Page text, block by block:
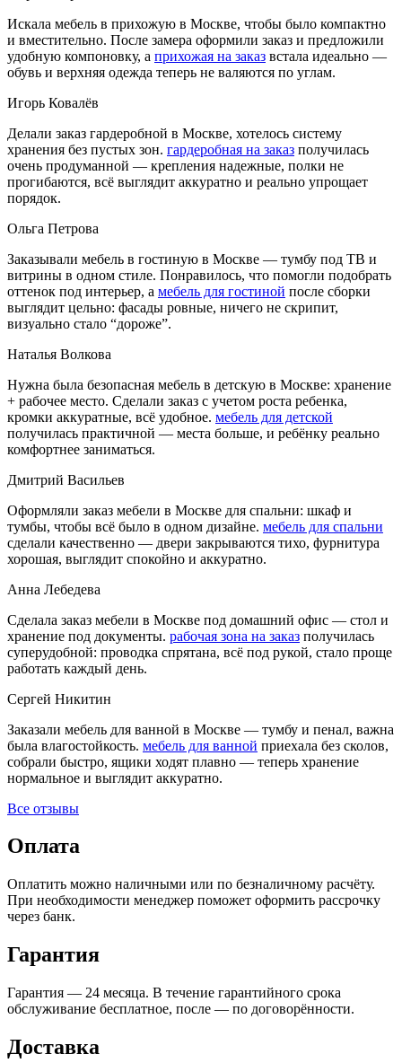
Искала мебель в прихожую в Москве, чтобы было компактно
и вместительно. После замера оформили заказ и предложили
удобную компоновку, а прихожая на заказ встала идеально —
обувь и верхняя одежда теперь не валяются по углам.
Игорь Ковалёв
Делали заказ гардеробной в Москве, хотелось систему
хранения без пустых зон. гардеробная на заказ получилась
очень продуманной — крепления надежные, полки не
прогибаются, всё выглядит аккуратно и реально упрощает
порядок.
Ольга Петрова
Заказывали мебель в гостиную в Москве — тумбу под ТВ и
витрины в одном стиле. Понравилось, что помогли подобрать
оттенок под интерьер, а мебель для гостиной после сборки
выглядит цельно: фасады ровные, ничего не скрипит,
визуально стало “дороже”.
Наталья Волкова
Нужна была безопасная мебель в детскую в Москве: хранение
+ рабочее место. Сделали заказ с учетом роста ребенка,
кромки аккуратные, всё удобное. мебель для детской
получилась практичной — места больше, и ребёнку реально
комфортнее заниматься.
Дмитрий Васильев
Оформляли заказ мебели в Москве для спальни: шкаф и
тумбы, чтобы всё было в одном дизайне. мебель для спальни
сделали качественно — двери закрываются тихо, фурнитура
хорошая, выглядит спокойно и аккуратно.
Анна Лебедева
Сделала заказ мебели в Москве под домашний офис — стол и
хранение под документы. рабочая зона на заказ получилась
суперудобной: проводка спрятана, всё под рукой, стало проще
работать каждый день.
Сергей Никитин
Заказали мебель для ванной в Москве — тумбу и пенал, важна
была влагостойкость. мебель для ванной приехала без сколов,
собрали быстро, ящики ходят плавно — теперь хранение
нормальное и выглядит аккуратно.
Все отзывы
Оплата
Оплатить можно наличными или по безналичному расчёту.
При необходимости менеджер поможет оформить рассрочку
через банк.
Гарантия
Гарантия — 24 месяца. В течение гарантийного срока
обслуживание бесплатное, после — по договорённости.
Доставка